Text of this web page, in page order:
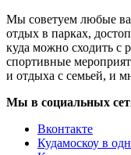
Мы советуем любые
отдых в парках,
куда можно сходить с
спортивные
и отдыха с семьей, и
Мы в социальных
Вконтакте
Кудамоскоу в